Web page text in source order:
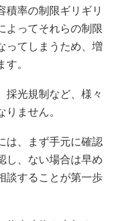
積率の制限ギリギリ
よってそれらの制限
ってしまうため、増
。
採光規制など、様々
ません。
は、まず手元に確認
し、ない場合は早め
談することが第一歩